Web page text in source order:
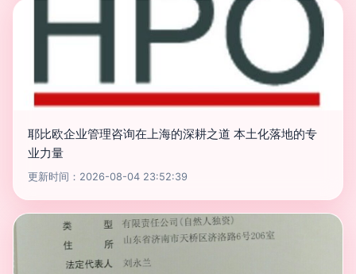
耶比欧企业管理咨询在上海的深耕之道 本土化落地的专
业力量
更新时间：2026-08-04 23:52:39